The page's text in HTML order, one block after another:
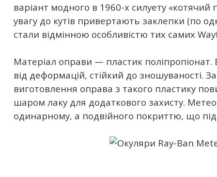
варіант модного в 1960-х силуету «котячий
увагу до кутів привертають заклепки (по
стали відмінною особливістю тих самих
Матеріал оправи — пластик
від деформацій, стійкий до зношуваності.
виготовлення оправа з такого пластику
шаром лаку для додаткового захисту.
одинарному, а подвійного покриттю, що